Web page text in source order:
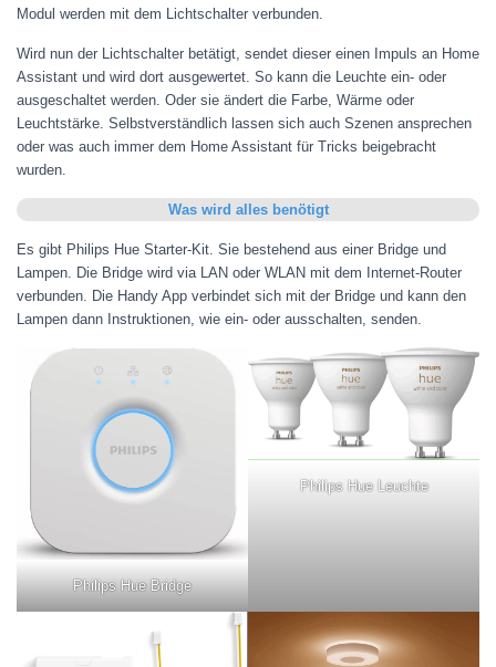
Modul werden mit dem Lichtschalter verbunden.
Wird nun der Lichtschalter betätigt, sendet dieser einen Impuls an Home
Assistant und wird dort ausgewertet. So kann die Leuchte ein- oder
ausgeschaltet werden. Oder sie ändert die Farbe, Wärme oder
Leuchtstärke. Selbstverständlich lassen sich auch Szenen ansprechen
oder was auch immer dem Home Assistant für Tricks beigebracht
wurden.
Was wird alles benötigt
Es gibt Philips Hue Starter-Kit. Sie bestehend aus einer Bridge und
Lampen. Die Bridge wird via LAN oder WLAN mit dem Internet-Router
verbunden. Die Handy App verbindet sich mit der Bridge und kann den
Lampen dann Instruktionen, wie ein- oder ausschalten, senden.
Philips Hue Bridge
Philips Hue Leuchte